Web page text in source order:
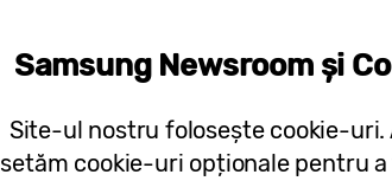
Samsung România și
Samsung Newsroom și
Site-ul nostru folosește cookie-uri.
setăm cookie-uri opționale pentru a